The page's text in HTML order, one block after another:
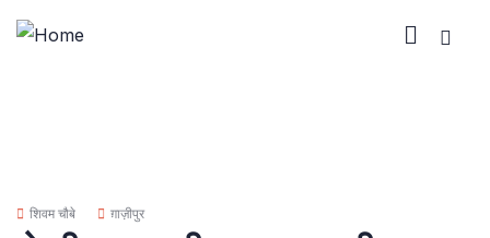
शिवम चौबे ग़ाज़ीपुर